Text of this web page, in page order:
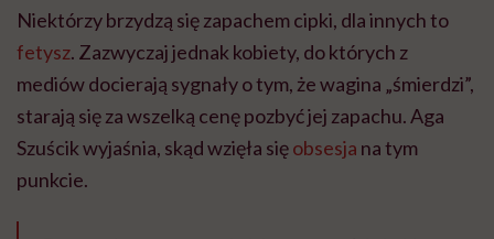
Niektórzy brzydzą się zapachem cipki, dla innych to
fetysz. Zazwyczaj jednak kobiety, do których z
mediów docierają sygnały o tym, że wagina „śmierdzi”,
starają się za wszelką cenę pozbyć jej zapachu. Aga
Szuścik wyjaśnia, skąd wzięła sięobsesja na tym
punkcie.